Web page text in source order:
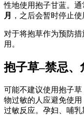
性地使用抱子甘蓝。
月
，之后会暂时停止使
对于将抱草作为预防
用。
抱子草–禁忌、
可能不建议使用抱子
物过敏的人应避免使
过敏反应。孕妇、哺乳